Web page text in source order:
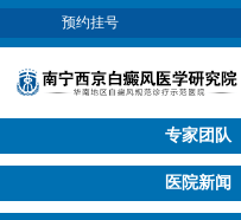
预约挂号
专家团队
医院新闻